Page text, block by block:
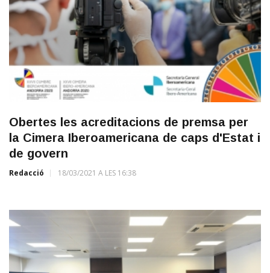
Obertes les acreditacions de premsa per
la Cimera Iberoamericana de caps d'Estat i
de govern
Redacció 18/03/2021 A LES 16:38